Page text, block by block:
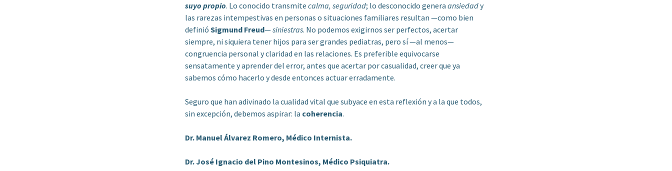
suyo propio. Lo conocido transmite calma, seguridad; lo desconocido genera ansiedady
las rarezas intempestivas en personas o situaciones familiares resultan —como bien
definió Sigmund Freud—siniestras. No podemos exigirnos ser perfectos, acertar
siempre, ni siquiera tener hijos para ser grandes pediatras, pero sí —al menos—
congruencia personal y claridad en las relaciones. Es preferible equivocarse
sensatamente y aprender del error, antes que acertar por casualidad, creer que ya
sabemos cómo hacerlo y desde entonces actuar erradamente.
Seguro que han adivinado la cualidad vital que subyace en esta reflexión y a la que todos,
sin excepción, debemos aspirar: la coherencia.
Dr. Manuel Álvarez Romero, Médico Internista.
Dr. José Ignacio del Pino Montesinos, Médico Psiquiatra.